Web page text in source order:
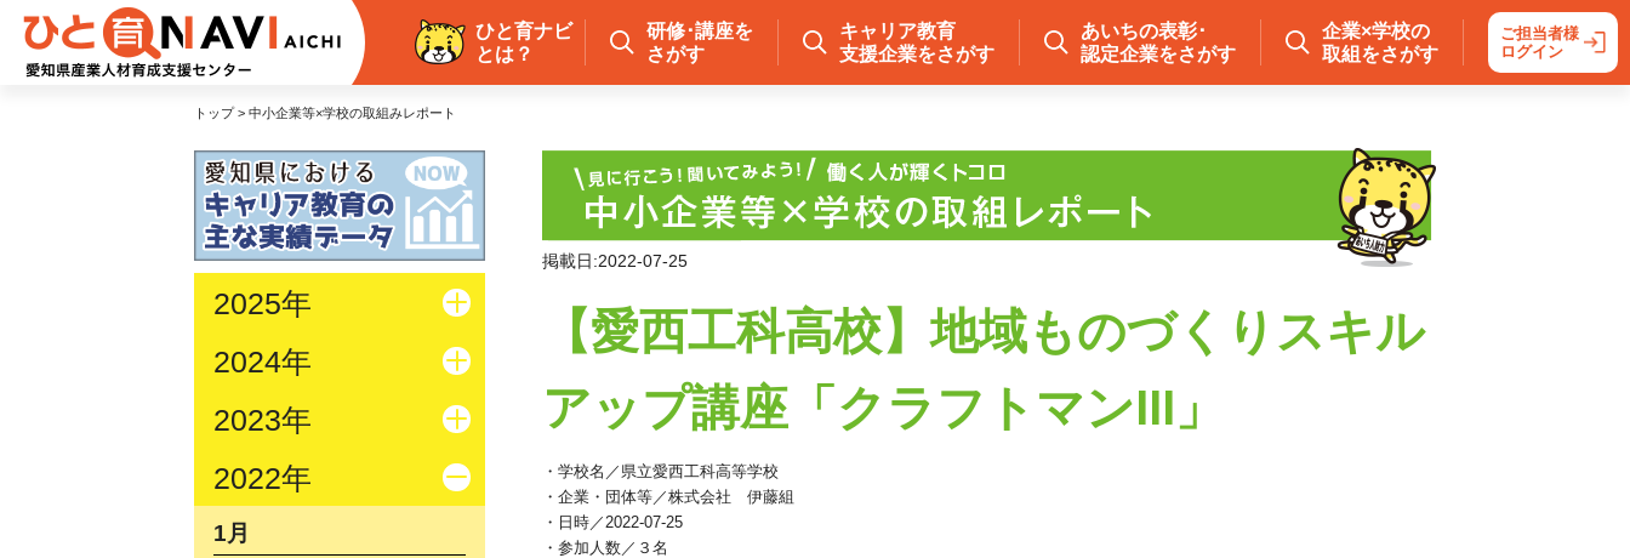
ひと育ナビ
とは？
研修･講座を
さがす
キャリア教育
支援企業をさがす
あいちの表彰･
認定企業をさがす
企業×学校の
取組をさがす
ご担当者様
ログイン
トップ > 中小企業等×学校の取組みレポート
2025年
2024年
2023年
2022年
1月
掲載日:2022-07-25
【愛西工科高校】地域ものづくりスキル
アップ講座「クラフトマンⅢ」
・学校名／県立愛西工科高等学校
・企業・団体等／株式会社 伊藤組
・日時／2022-07-25
・参加人数／３名